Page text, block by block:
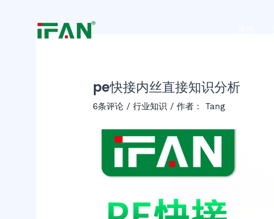
pe快接内丝直接知识分析
6条评论 /行业知识 / 作者： Tang